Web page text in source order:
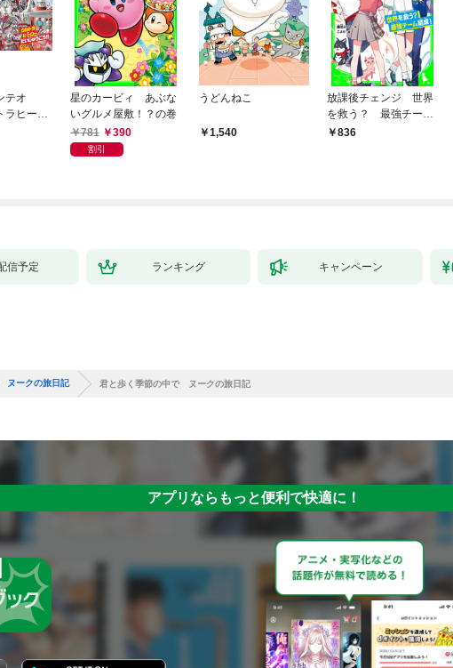
テオ
ヒーロ
べるず
星のカービィ あぶな
いグルメ屋敷！？の巻
781
390
割引
うどんねこ
1,540
放課後チェンジ 世界
を救う？ 最強チーム
結成！
836
信予定 ランキング キャンペーン
ヌークの旅日記 君と歩く季節の中で ヌークの旅日記
アプリならもっと便利で快適に！